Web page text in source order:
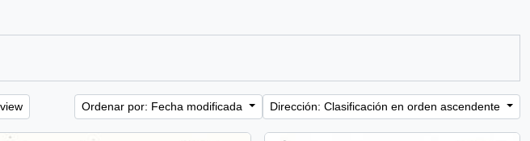
Ordenar por: Fecha modificada Dirección: Clasificación en orden ascendente